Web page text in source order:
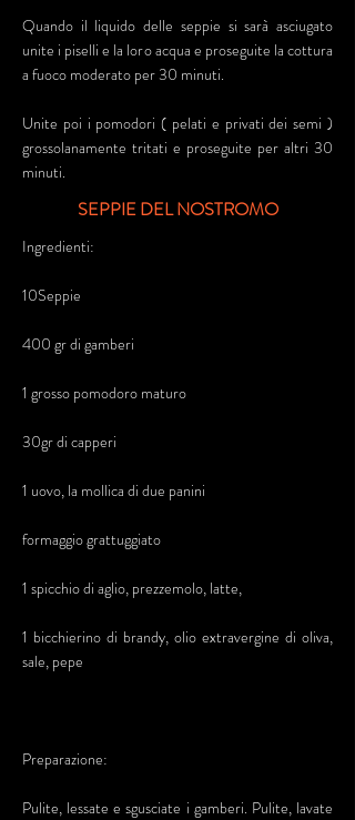
Quando il liquido delle seppie si sarà asciugato
unite i piselli e la loro acqua e proseguite la cottura
a fuoco moderato per 30 minuti.
Unite poi i pomodori ( pelati e privati dei semi )
grossolanamente tritati e proseguite per altri 30
minuti.
SEPPIE DEL NOSTROMO
Ingredienti:
10Seppie
400 gr di gamberi
1 grosso pomodoro maturo
30gr di capperi
1 uovo, la mollica di due panini
formaggio grattuggiato
1 spicchio di aglio, prezzemolo, latte,
1 bicchierino di brandy, olio extravergine di oliva,
sale, pepe
Preparazione:
Pulite, lessate e sgusciate i gamberi. Pulite, lavate